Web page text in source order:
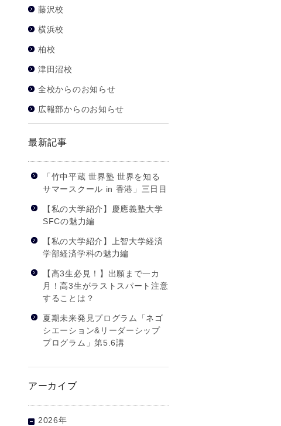
藤沢校
横浜校
柏校
津田沼校
全校からのお知らせ
広報部からのお知らせ
最新記事
「竹中平蔵 世界塾 世界を知る
サマースクール in 香港」三日目
【私の大学紹介】慶應義塾大学
SFCの魅力編
【私の大学紹介】上智大学経済
学部経済学科の魅力編
【高3生必見！】出願まで一カ
月！高3生がラストスパート注意
することは？
夏期未来発見プログラム「ネゴ
シエーション&リーダーシップ
プログラム」第5.6講
アーカイブ
2026年